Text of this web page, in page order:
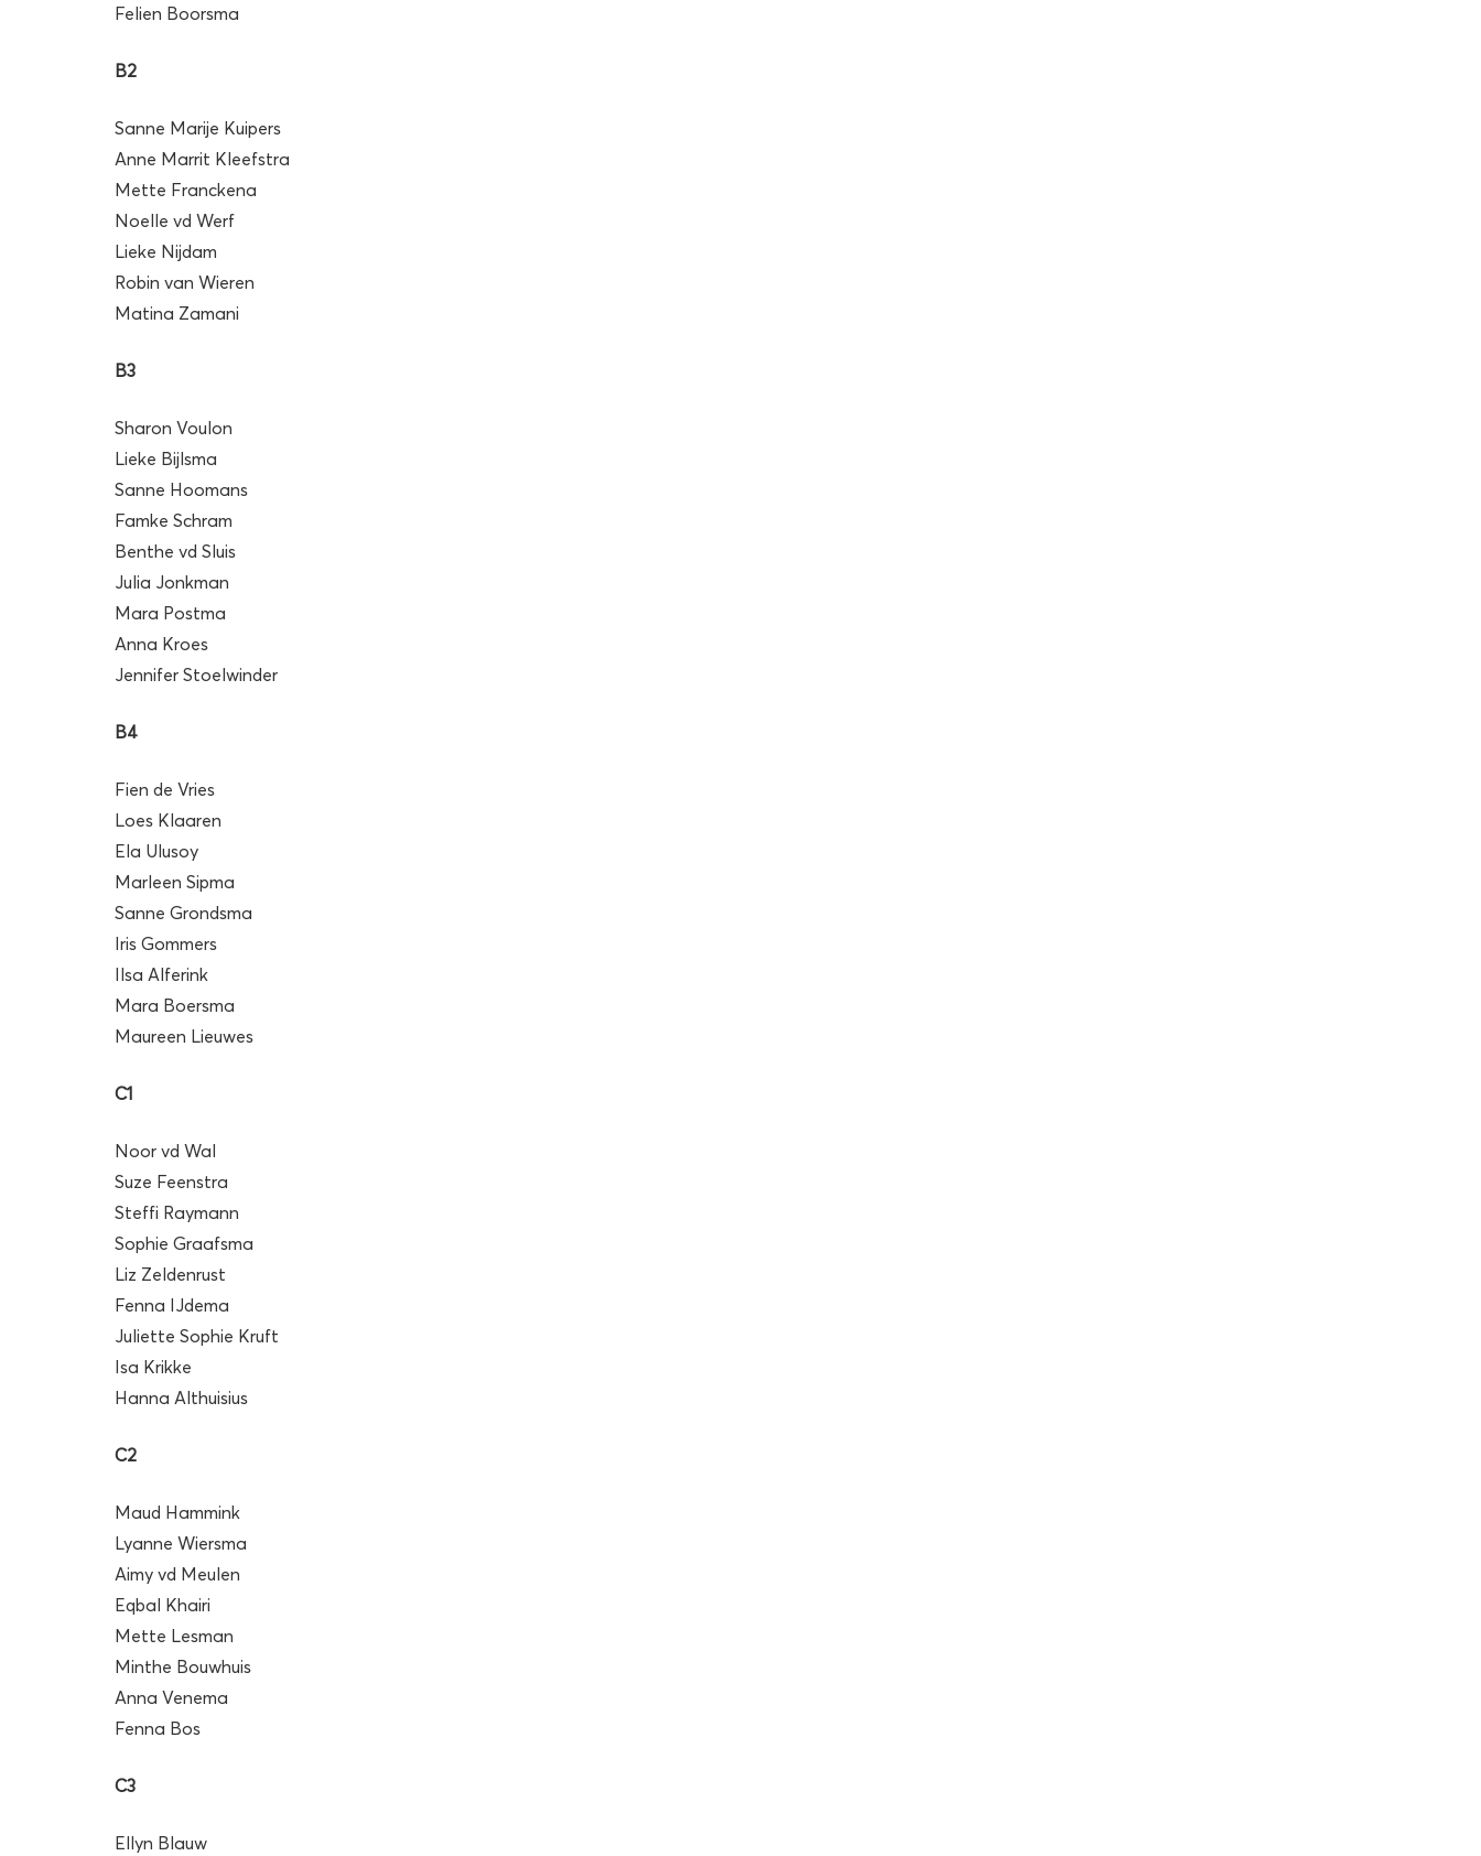
Felien Boorsma
B2
Sanne Marije Kuipers
Anne Marrit Kleefstra
Mette Franckena
Noelle vd Werf
Lieke Nijdam
Robin van Wieren
Matina Zamani
B3
Sharon Voulon
Lieke Bijlsma
Sanne Hoomans
Famke Schram
Benthe vd Sluis
Julia Jonkman
Mara Postma
Anna Kroes
Jennifer Stoelwinder
B4
Fien de Vries
Loes Klaaren
Ela Ulusoy
Marleen Sipma
Sanne Grondsma
Iris Gommers
Ilsa Alferink
Mara Boersma
Maureen Lieuwes
C1
Noor vd Wal
Suze Feenstra
Steffi Raymann
Sophie Graafsma
Liz Zeldenrust
Fenna IJdema
Juliette Sophie Kruft
Isa Krikke
Hanna Althuisius
C2
Maud Hammink
Lyanne Wiersma
Aimy vd Meulen
Eqbal Khairi
Mette Lesman
Minthe Bouwhuis
Anna Venema
Fenna Bos
C3
Ellyn Blauw